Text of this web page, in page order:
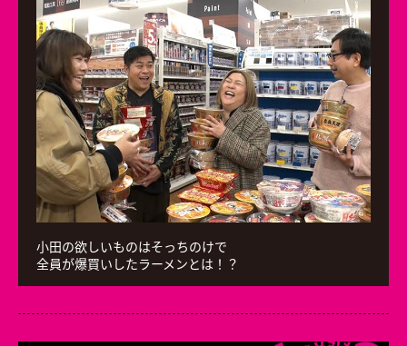
小田の欲しいものはそっちのけで
全員が爆買いしたラーメンとは！？